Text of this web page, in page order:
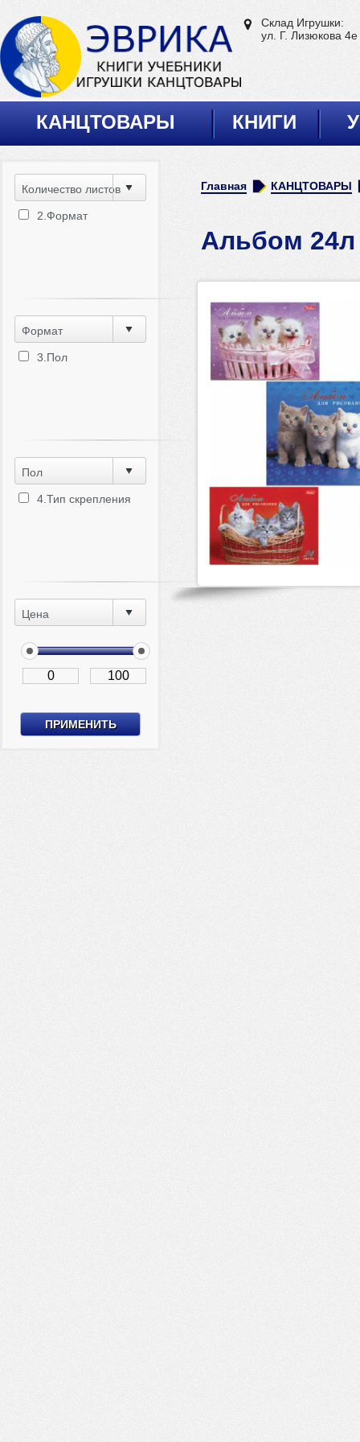
Склад Игрушки:
ул. Г. Лизюкова 4е
КАНЦТОВАРЫ КНИГИ
Количество листов
2.Формат
Формат
3.Пол
Пол
4.Тип скрепления
Цена
Главная КАНЦТОВАРЫ
Альбом